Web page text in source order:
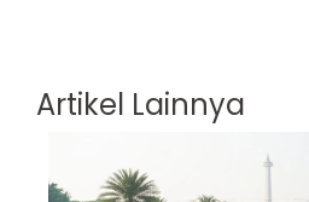
Artikel Lainnya